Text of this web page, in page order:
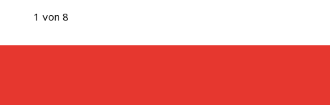
1 von 8